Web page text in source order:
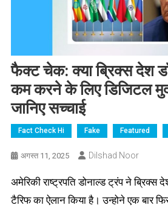
फैक्ट चेक: क्या ब्रिक्स देश
कम करने के लिए डिजिटल
जानिए सच्चाई
Fact Check Hi Fake Featured
अगस्त 11, 2025 Dilshad Noor
अमेरिकी राष्ट्रपति डोनाल्ड ट्रंप ने ब्रिक्स
टैरिफ का ऐलान किया है। उन्होने एक बार